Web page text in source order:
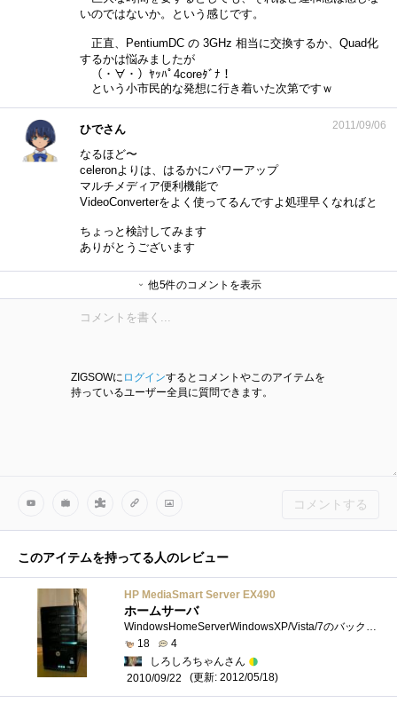
いのではないか。という感じです。
正直、PentiumDC の 3GHz 相当に交換するか、Quad化
するかは悩みましたが
（・∀・）ﾔｯﾊﾟ4coreﾀﾞﾅ！
という小市民的な発想に行き着いた次第ですｗ
ひでさん 2011/09/06
なるほど〜
celeronよりは、はるかにパワーアップ
マルチメディア便利機能で
VideoConverterをよく使ってるんですよ処理早くなればと
ちょっと検討してみます
ありがとうございます
とっぷりんさん
とっぷりんさん
とっぷりんさん他5件のコメントを表示
ZIGSOWに ログインするとコメントやこのアイテムを
持っているユーザー全員に質問できます。
コメントする
このアイテムを持ってる人のレビュー
HP MediaSmart Server EX490
ホームサーバ
18
4
しろしろちゃんさん
2010/09/22
(更新: 2012/05/18)